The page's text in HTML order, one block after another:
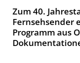
Zum 40.
Fernsehsender
Programm aus